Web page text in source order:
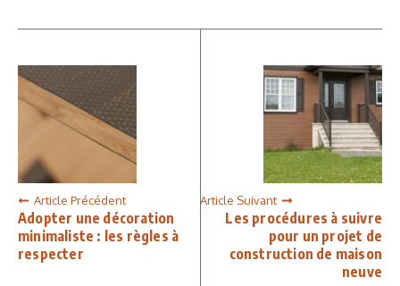
Article Précédent
Adopter une décoration
minimaliste : les règles à
respecter
Article Suivant
Les procédures à suivre
pour un projet de
construction de maison
neuve